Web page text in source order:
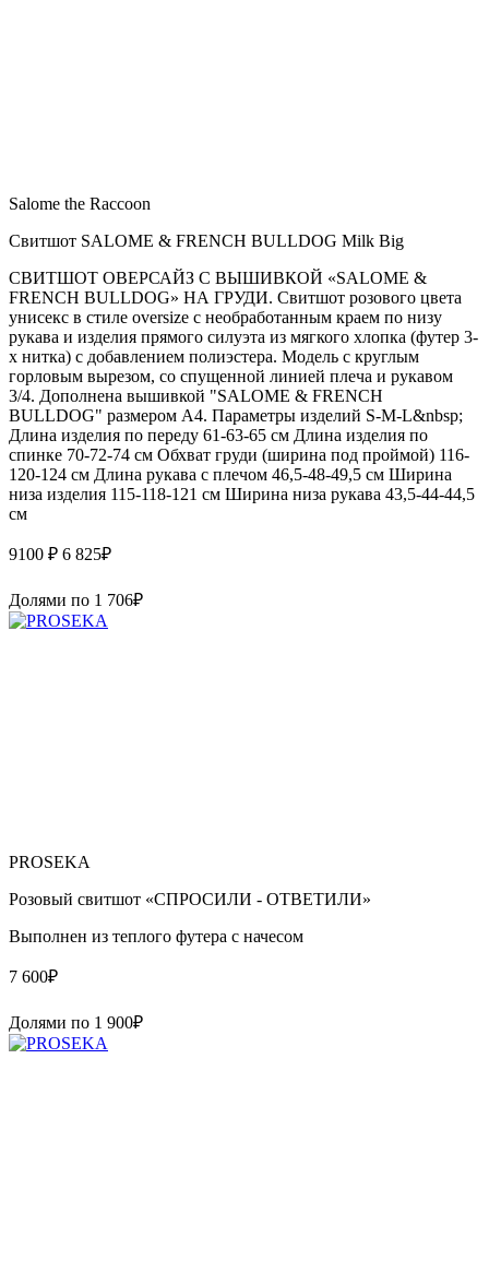
Salome the Raccoon
Свитшот SALOME & FRENCH BULLDOG Milk Big
СВИТШОТ ОВЕРСАЙЗ С ВЫШИВКОЙ «SALOME &
FRENCH BULLDOG» НА ГРУДИ. Свитшот розового цвета
унисекс в стиле oversize с необработанным краем по низу
рукава и изделия прямого силуэта из мягкого хлопка (футер 3-
х нитка) с добавлением полиэстера. Модель с круглым
горловым вырезом, со спущенной линией плеча и рукавом
3/4. Дополнена вышивкой "SALOME & FRENCH
BULLDOG" размером А4. Параметры изделий S-M-L&nbsp;
Длина изделия по переду 61-63-65 см Длина изделия по
спинке 70-72-74 см Обхват груди (ширина под проймой) 116-
120-124 см Длина рукава с плечом 46,5-48-49,5 см Ширина
низа изделия 115-118-121 см Ширина низа рукава 43,5-44-44,5
см
9100 ₽ 6 825₽
Долями по 1 706₽
PROSEKA
Розовый свитшот «СПРОСИЛИ - ОТВЕТИЛИ»
Выполнен из теплого футера с начесом
7 600₽
Долями по 1 900₽